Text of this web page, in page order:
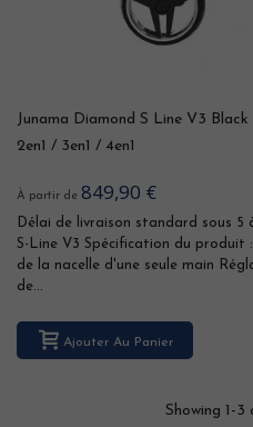
Junama Diamond S Line V3
2en1 / 3en1 / 4en1
À partir de 849,90 €
Délai de livraison standard sous 5
S-Line V3 Spécification du produit
de la nacelle d'une seule main
de...
Ajouter Au Panier
Showing 1 -3